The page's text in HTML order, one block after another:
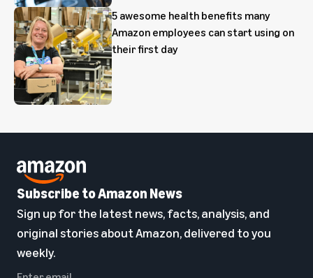
5 awesome health benefits many
Amazon employees can start using on
their first day
Subscribe to Amazon News
Sign up for the latest news, facts, analysis, and
original stories about Amazon, delivered to you
weekly.